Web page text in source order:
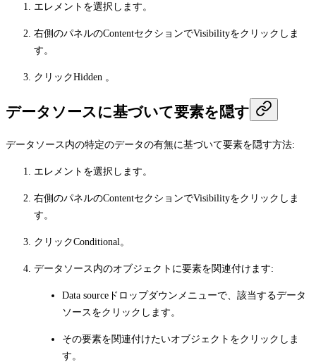
エレメントを選択します。
右側のパネルのContentセクションでVisibilityをクリックしま
す。
クリックHidden 。
データソースに基づいて要素を隠す
データソース内の特定のデータの有無に基づいて要素を隠す方法:
エレメントを選択します。
右側のパネルのContentセクションでVisibilityをクリックしま
す。
クリックConditional。
データソース内のオブジェクトに要素を関連付けます:
Data source ドロップダウンメニューで、該当するデータ
ソースをクリックします。
その要素を関連付けたいオブジェクトをクリックしま
す。